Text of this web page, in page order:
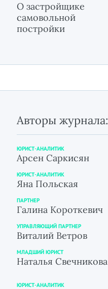
О застройщике
самовольной
постройки
Авторы журнала:
ЮРИСТ-АНАЛИТИК
Арсен Саркисян
ЮРИСТ-АНАЛИТИК
Яна Польская
ПАРТНЕР
Галина Короткевич
УПРАВЛЯЮЩИЙ ПАРТНЕР
Виталий Ветров
МЛАДШИЙ ЮРИСТ
Наталья Свечникова
ЮРИСТ-АНАЛИТИК